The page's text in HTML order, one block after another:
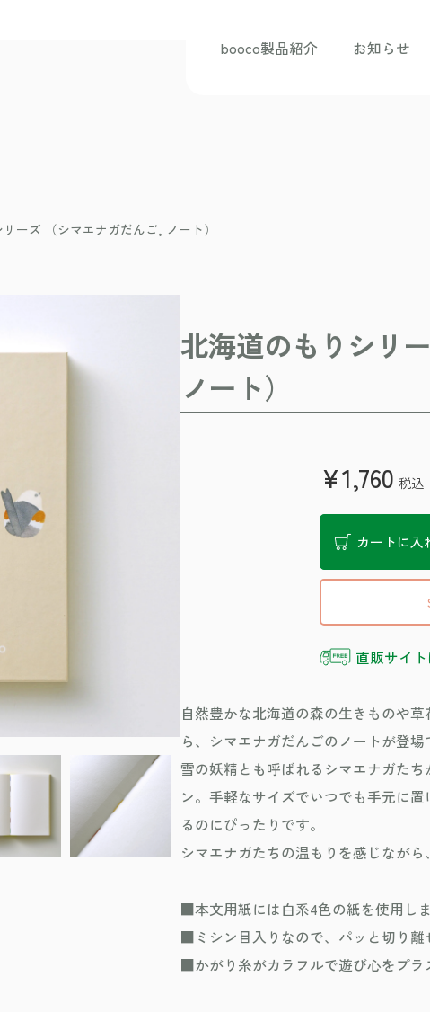
booco製品紹介 お知らせ
ーズ （シマエナガだんご, ノート）
北海道のもりシリ
ノート）
¥1,760 税込
カートに入
直販サイト
自然豊かな北海道の森の生きものや
ら、シマエナガだんごのノートが登場
雪の妖精とも呼ばれるシマエナガた
ン。手軽なサイズでいつでも手元に
るのにぴったりです。
シマエナガたちの温もりを感じなが
■本文用紙には白系4色の紙を使用し
■ミシン目入りなので、パッと切り離
■かがり糸がカラフルで遊び心をプラ